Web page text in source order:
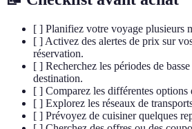
[ ] Planifiez votre voyage plusieurs
[ ] Activez des alertes de prix sur
réservation.
[ ] Recherchez les périodes de
destination.
[ ] Comparez les différentes options
[ ] Explorez les réseaux de
[ ] Prévoyez de cuisiner quelques